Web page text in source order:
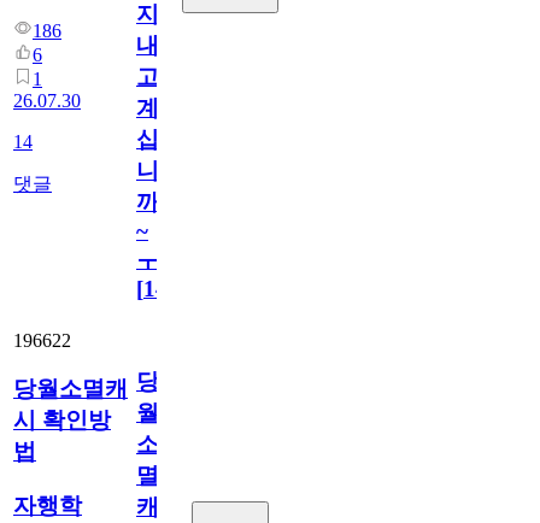
186
6
1
26.07.30
14
댓글
지
내
고
계
십
니
까
~
ㅜ
[14
196622
당월소멸캐
시 확인방
법
자행학
당
월
소
멸
캐